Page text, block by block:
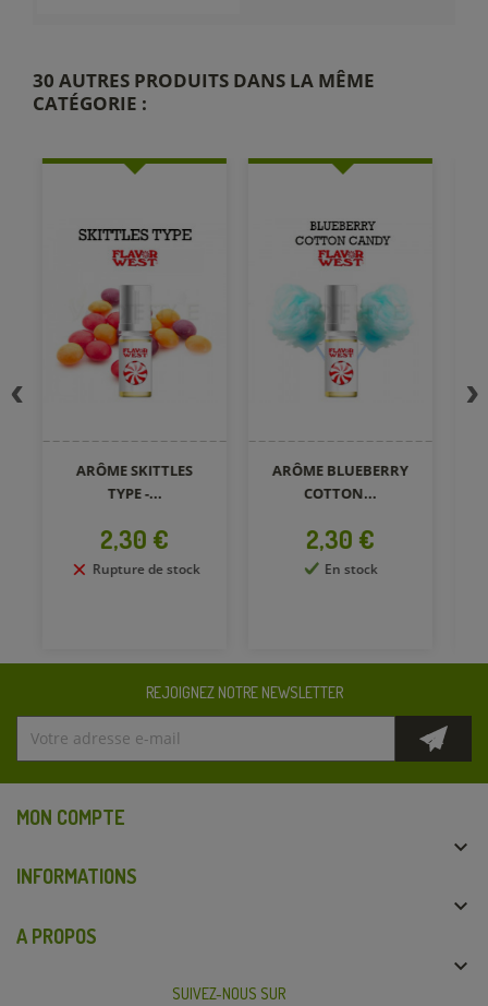
30 AUTRES PRODUITS DANS LA MÊME
CATÉGORIE :
ARÔME SKITTLES
TYPE -...
Prix
2,30 €
Rupture de stock
ARÔME BLUEBERRY
COTTON...
Prix
2,30 €
En stock
REJOIGNEZ NOTRE NEWSLETTER
MON COMPTE

INFORMATIONS

A PROPOS

SUIVEZ-NOUS SUR